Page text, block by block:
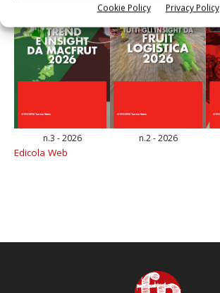
Cookie Policy Privacy Policy
n.3 - 2026 n.2 - 2026
Edicola Web